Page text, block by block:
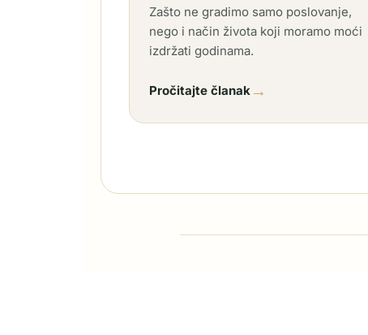
Zašto ne gradimo samo poslovanje,
nego i način života koji moramo moći
izdržati godinama.
Pročitajte članak →